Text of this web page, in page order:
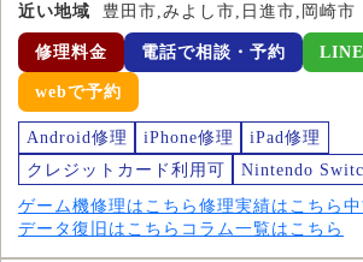
近い地域
豊田市,みよし市,日進市,岡崎市
修理料金 電話で相談・予約
webで予約
Android修理 iPhone修理
iPad修理
クレジットカード利用可
Nintendo
ゲーム機修理はこちら 修理実績はこちら
データ復旧はこちら コラム一覧はこちら